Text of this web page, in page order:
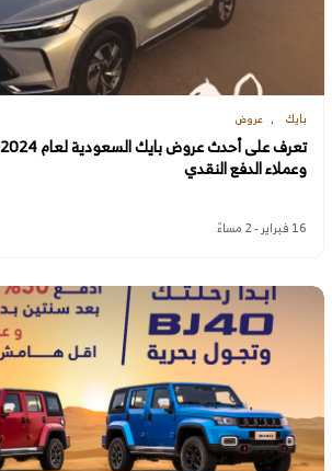
بايك عروض
وعملاء الدفع النقدي
16 فبراير - 2 مساءً